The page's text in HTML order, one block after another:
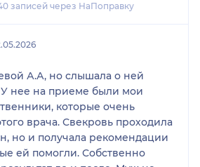
записей через НаПоправку
А.А, но слышала о ней
нее на приеме были мои
которые очень
врача. Свекровь проходила
но и получала рекомендации
ей помогли. Собственно